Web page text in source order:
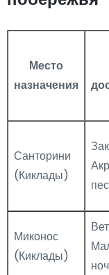
Место
назначения
Санторини
(Киклады)
Миконос
(Киклады)